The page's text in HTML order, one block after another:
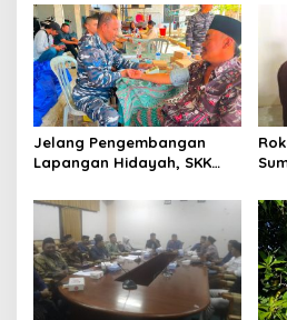
Jelang Pengembangan
Lapangan Hidayah, SKK
Perkuat Sinergi dengan
Nelayan Sampang